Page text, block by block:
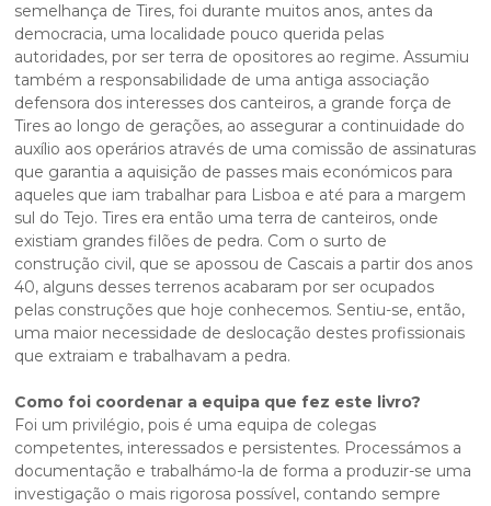
semelhança de Tires, foi durante muitos anos, antes da
democracia, uma localidade pouco querida pelas
autoridades, por ser terra de opositores ao regime. Assumiu
também a responsabilidade de uma antiga associação
defensora dos interesses dos canteiros, a grande força de
Tires ao longo de gerações, ao assegurar a continuidade do
auxílio aos operários através de uma comissão de assinaturas
que garantia a aquisição de passes mais económicos para
aqueles que iam trabalhar para Lisboa e até para a margem
sul do Tejo. Tires era então uma terra de canteiros, onde
existiam grandes filões de pedra. Com o surto de
construção civil, que se apossou de Cascais a partir dos anos
40, alguns desses terrenos acabaram por ser ocupados
pelas construções que hoje conhecemos. Sentiu-se, então,
uma maior necessidade de deslocação destes profissionais
que extraiam e trabalhavam a pedra.
Como foi coordenar a equipa que fez este livro?
Foi um privilégio, pois é uma equipa de colegas
competentes, interessados e persistentes. Processámos a
documentação e trabalhámo-la de forma a produzir-se uma
investigação o mais rigorosa possível, contando sempre